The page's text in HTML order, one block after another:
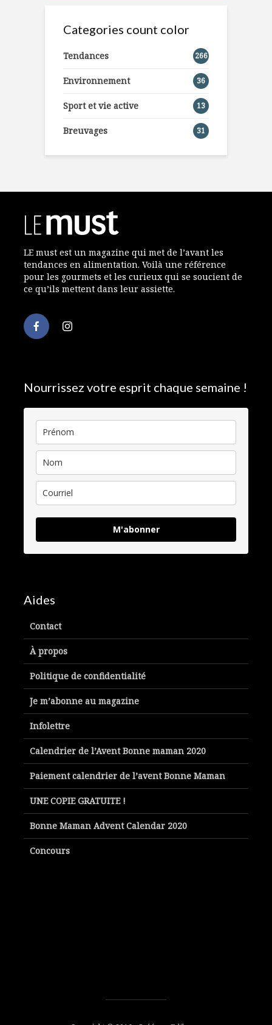
Categories count color
Tendances 266
Environnement 36
Sport et vie active 13
Breuvages 31
LE must est un magazine qui met de l’avant les
tendances en alimentation. Voilà une référence
pour les gourmets et les curieux qui se soucient de
ce qu’ils mettent dans leur assiette.
Nourrissez votre esprit chaque semaine !
M'abonner
Aides
Contact
À propos
Politique de confidentialité
Je m’abonne au magazine
Infolettre
Calendrier de l’Avent Bonne maman 2020
Paiement calendrier de l’avent Bonne Maman
UNE COPIE GRATUITE !
Bonne Maman Advent Calendar 2020
Concours